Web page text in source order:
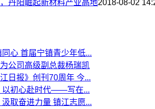
丹阳崛起新材料产业高地2018-08-02
心 首届宁镇青少年低...
公司高级副总裁杨瑞凯
日报》创刊70周年 今...
以初心赴时代——写在...
取奋进力量 镇江志愿...